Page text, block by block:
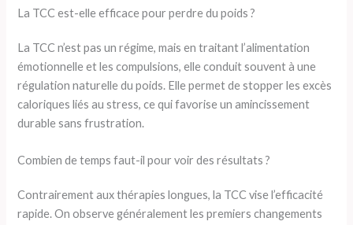
La TCC est-elle efficace pour perdre du poids ?
La TCC n’est pas un régime, mais en traitant l’alimentation
émotionnelle et les compulsions, elle conduit souvent à une
régulation naturelle du poids. Elle permet de stopper les excès
caloriques liés au stress, ce qui favorise un amincissement
durable sans frustration.
Combien de temps faut-il pour voir des résultats ?
Contrairement aux thérapies longues, la TCC vise l’efficacité
rapide. On observe généralement les premiers changements